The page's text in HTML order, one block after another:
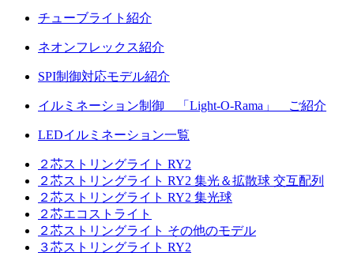
チューブライト紹介
ネオンフレックス紹介
SPI制御対応モデル紹介
イルミネーション制御 「Light-O-Rama」 ご紹介
LEDイルミネーション一覧
２芯ストリングライト RY2
２芯ストリングライト RY2 集光＆拡散球 交互配列
２芯ストリングライト RY2 集光球
２芯エコストライト
２芯ストリングライト その他のモデル
３芯ストリングライト RY2